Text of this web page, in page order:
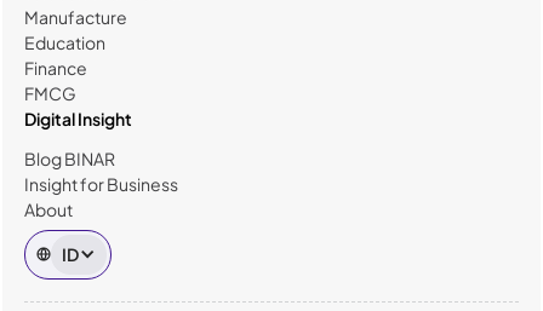
Manufacture
Education
Finance
FMCG
Digital Insight
Blog BINAR
Insight for Business
About
ID